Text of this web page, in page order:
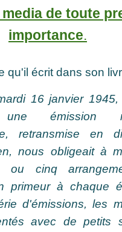
de toute
importance.
qu'il écrit dans son
16 janvier
une émission
retransmise en
nous obligeait à
ou cinq
primeur à chaque
d'émissions, les
avec de petits